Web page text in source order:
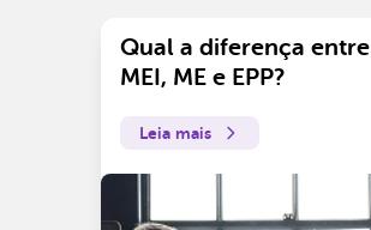
Qual a diferença entre
MEI, ME e EPP?
Leia mais